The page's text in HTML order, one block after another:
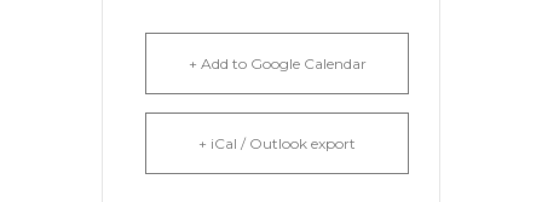
+ Add to Google Calendar
+ iCal / Outlook export